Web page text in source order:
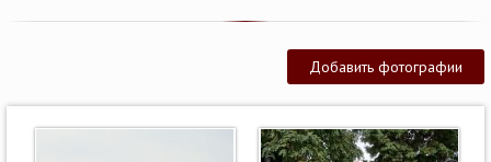
Добавить фотографии